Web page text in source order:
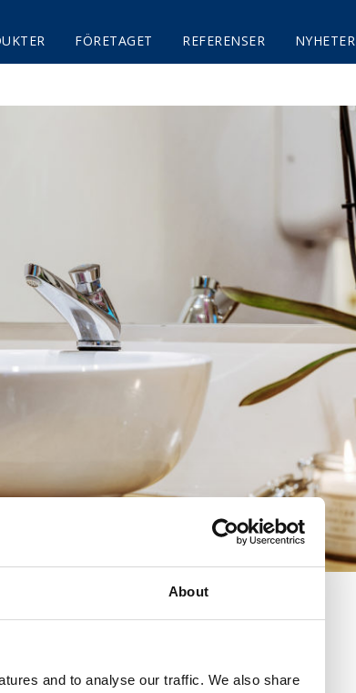
About
and to analyse our traffic. We also share
FÖRETAGET REFERENSER NYHETER